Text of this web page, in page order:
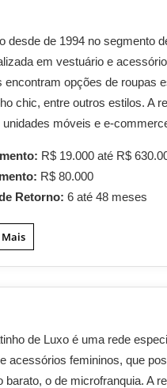
desde de 1994 no segmento
em vestuário e
encontram opções de roupas
chic, entre outros estilos. A
móveis e e-
R$ 19.000 até R$
R$ 80.000
Retorno:6 até 48 meses
de Luxo é uma rede
acessórios femininos, que
barato, o de microfranquia. A